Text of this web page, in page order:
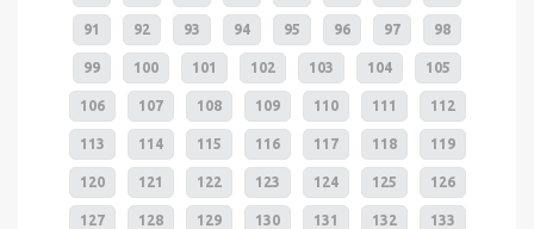
91 92 93 94 95 96 97 98
99 100 101 102 103 104 105
106 107 108 109 110 111 112
113 114 115 116 117 118 119
120 121 122 123 124 125 126
127 128 129 130 131 132 133